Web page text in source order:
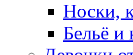
Носки,
Бельё и